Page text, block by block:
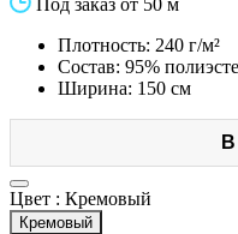
Под заказ от 50 м
Плотность: 240 г/м²
Состав: 95%
Ширина: 150 см
Цвет : Кремовый
Кремовый